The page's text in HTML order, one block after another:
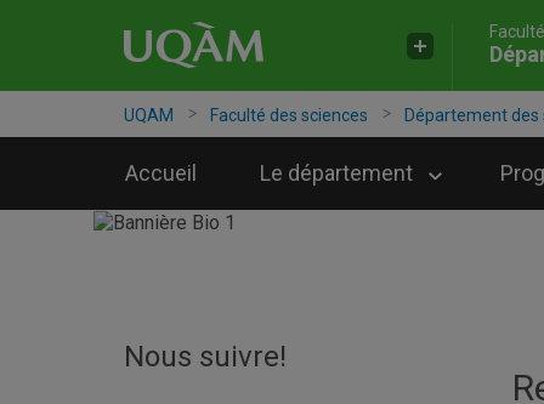
Accéder
la
recherche
Accéder
menu
pricipal
Accéder
la
zone
centrale
UQAM Faculté des sciences Département des
Accueil Le département
Nous suivre!